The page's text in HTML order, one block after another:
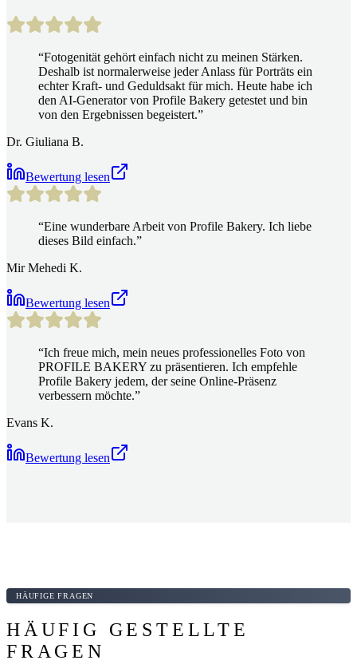
“Fotogenität gehört einfach nicht zu meinen Stärken.
Deshalb ist normalerweise jeder Anlass für Porträts ein
echter Kraft- und Geduldsakt für mich. Heute habe ich
den AI-Generator von Profile Bakery getestet und bin
von den Ergebnissen begeistert.”
Dr. Giuliana B.
Bewertung lesen
“Eine wunderbare Arbeit von Profile Bakery. Ich liebe
dieses Bild einfach.”
Mir Mehedi K.
Bewertung lesen
“Ich freue mich, mein neues professionelles Foto von
PROFILE BAKERY zu präsentieren. Ich empfehle
Profile Bakery jedem, der seine Online-Präsenz
verbessern möchte.”
Evans K.
Bewertung lesen
HÄUFIGE FRAGEN
HÄUFIG GESTELLTE
FRAGEN